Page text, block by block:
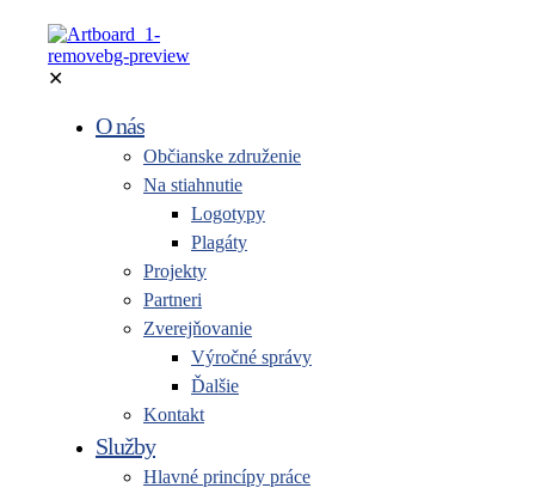
✕
O nás
Občianske združenie
Na stiahnutie
Logotypy
Plagáty
Projekty
Partneri
Zverejňovanie
Výročné správy
Ďalšie
Kontakt
Služby
Hlavné princípy práce